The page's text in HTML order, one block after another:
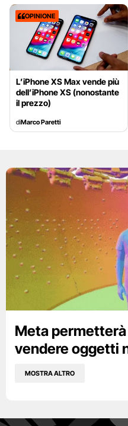
OPINIONE
L’iPhone XS Max vende più
dell’iPhone XS (nonostante
il prezzo)
diMarco Paretti
Meta
vendere oggetti
MOSTRA ALTRO